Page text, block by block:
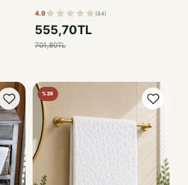
4.9 (84)
555,70TL
701,80TL
%29